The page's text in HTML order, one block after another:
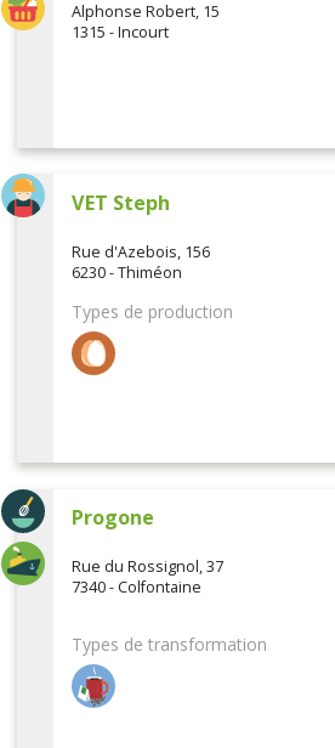
Alphonse Robert, 15
1315 - Incourt
VET Steph
Rue d'Azebois, 156
6230 - Thiméon
Types de production
Progone
Rue du Rossignol, 37
7340 - Colfontaine
Types de transformation